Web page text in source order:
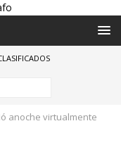
anoche virtualmente